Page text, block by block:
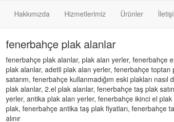
Hakkımızda Hizmetlerimiz Ürünler
fenerbahçe plak alanlar
fenerbahçe plak alanlar, plak alan yerler, fenerbahçe
plak alanlar, adetli plak alan yerler, fenerbahçe toptan
satarım, fenerbahçe kullanmadığım eski plakları
plak alanlar, 2.el plak alanlar, fenerbahçe taş plak
yerler, antika plak alan yerler, fenerbahçe ikinci el
plak, fenerbahçe antika taş plak fiyatları, fenerbahçe
alınır